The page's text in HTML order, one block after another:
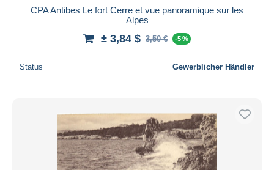
CPA Antibes Le fort Cerre et vue panoramique sur les
Alpes
± 3,84 $ 3,50 € -5 %
Status Gewerblicher Händler